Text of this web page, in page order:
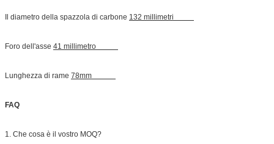
Il diametro della spazzola di carbone 132 millimetri
Foro dell'asse 41 millimetro
Lunghezza di rame 78mm
FAQ
1. Che cosa è il vostro MOQ?